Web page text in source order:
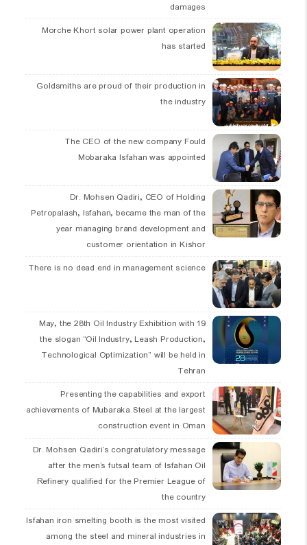
damages
Morche Khort solar power plant operation
has started
Goldsmiths are proud of their production in
the industry
The CEO of the new company Fould
Mobaraka Isfahan was appointed
Dr. Mohsen Qadiri, CEO of Holding
Petropalash, Isfahan, became the man of the
year managing brand development and
customer orientation in Kishor
There is no dead end in management science
19 May, the 28th Oil Industry Exhibition with
the slogan “Oil Industry, Leash Production,
Technological Optimization” will be held in
Tehran
Presenting the capabilities and export
achievements of Mubaraka Steel at the largest
construction event in Oman
Dr. Mohsen Qadiri’s congratulatory message
after the men’s futsal team of Isfahan Oil
Refinery qualified for the Premier League of
the country
Isfahan iron smelting booth is the most visited
among the steel and mineral industries in